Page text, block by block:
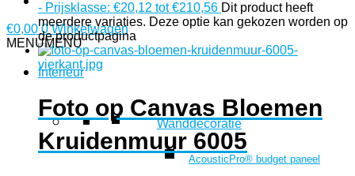
€0,00 0 Winkelwagen
MENUMENU
Interieur
Wanddecoratie
AcousticPro® budget paneel
- Prijsklasse: €20,12 tot €210,56 Dit product heeft
meerdere variaties. Deze optie kan gekozen worden op
de productpagina
Foto op Canvas Bloemen
Kruidenmuur 6005